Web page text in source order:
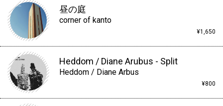
昼の庭
corner of kanto
¥1,650
Heddom / Diane Arubus - Split
Heddom / Diane Arbus
¥800